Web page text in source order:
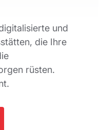
und
die Ihre
rüsten.